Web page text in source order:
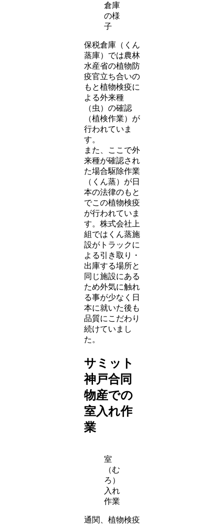
倉庫
の様
子
保税倉庫（くん
蒸庫）では農林
水産省の植物防
疫官立ち合いの
もと植物検疫に
よる外来種
（虫）の確認
（植検作業）が
行われていま
す。
また、ここで外
来種が確認され
た場合駆除作業
（くん蒸）が日
本の法律のもと
でこの植物検疫
が行われていま
す。株式会社上
組ではくん蒸施
設がトラックに
よる引き取り・
出庫する場所と
同じ施設にある
ため外気に触れ
る事が少なく日
本に就いた後も
品質にこだわり
続けていまし
た。
サミット
神戸合同
物産での
室入れ作
業
室
（む
ろ）
入れ
作業
通関、植物検疫